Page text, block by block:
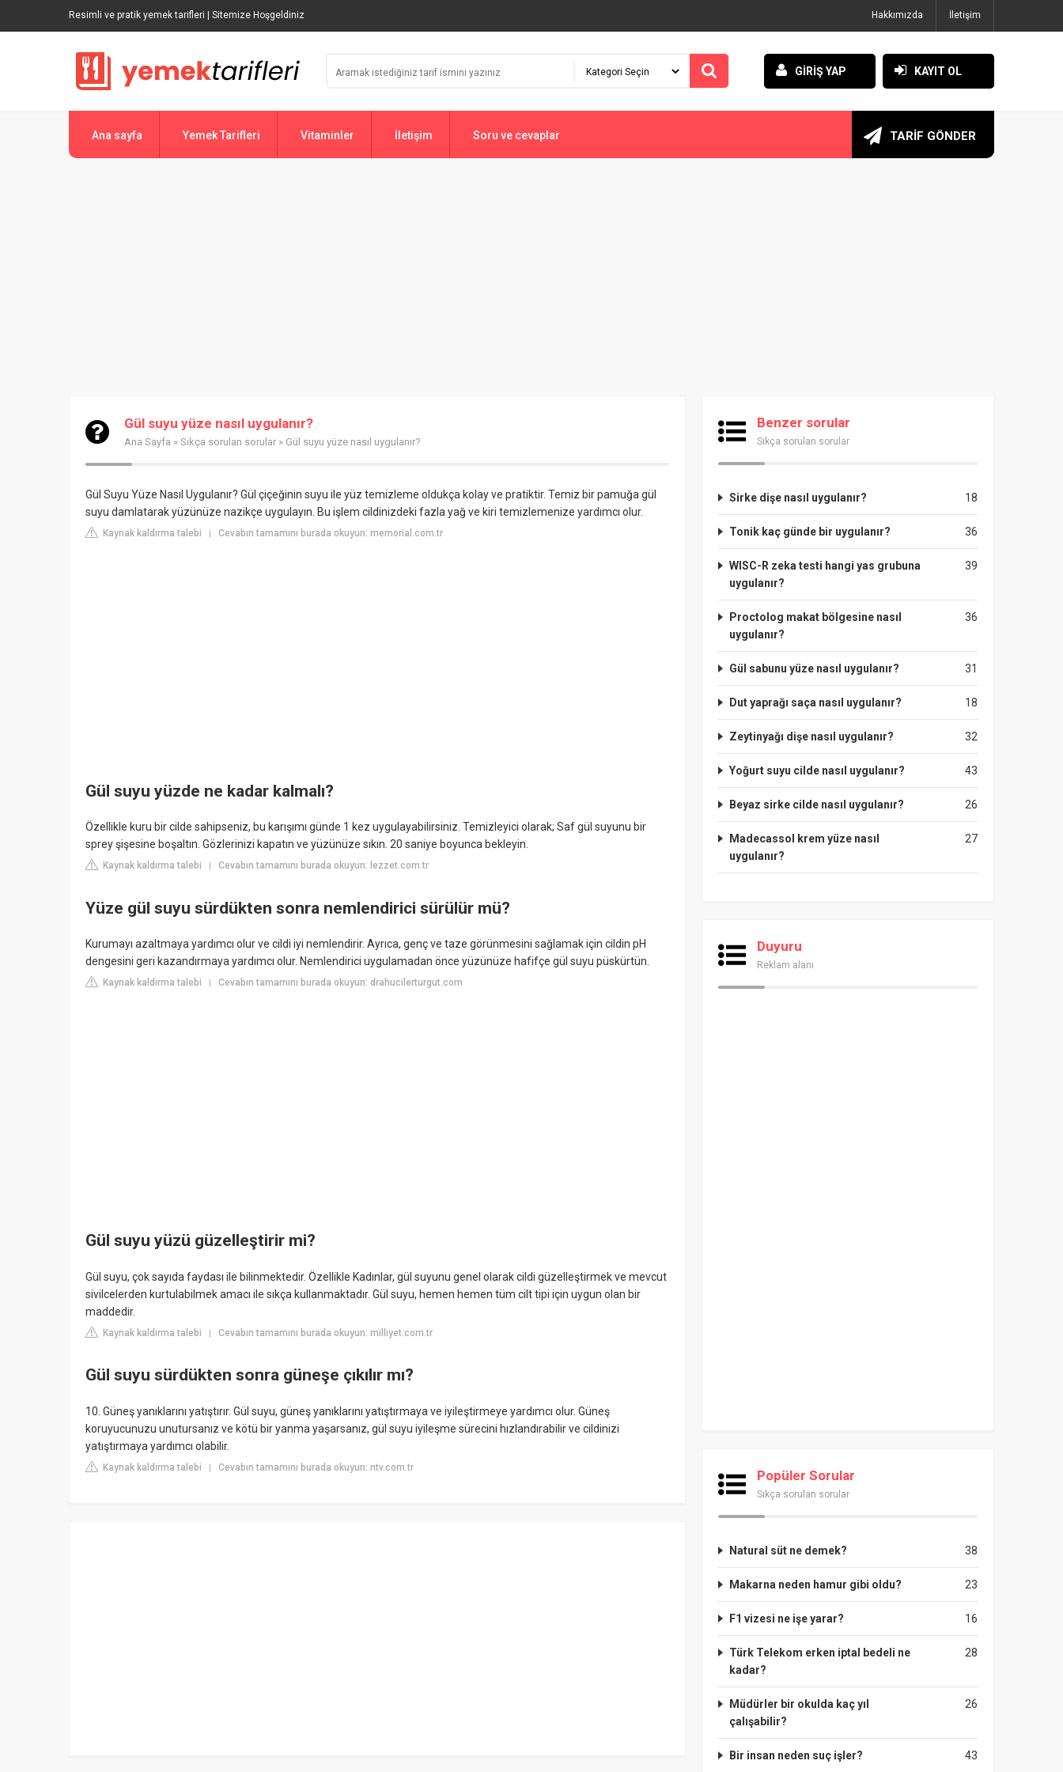
Resimli ve pratik yemek tarifleri | Sitemize Hoşgeldiniz Hakkımızda İletişim
GİRİŞ YAP KAYIT OL
Ana sayfa Yemek Tarifleri Vitaminler İletişim Soru ve cevaplar TARİF GÖNDER
Gül suyu yüze nasıl uygulanır?
Ana Sayfa » Sıkça sorulan sorular » Gül suyu yüze nasıl uygulanır?
Gül Suyu Yüze Nasıl Uygulanır? Gül çiçeğinin suyu ile yüz temizleme oldukça kolay ve pratiktir. Temiz bir pamuğa gül
suyu damlatarak yüzünüze nazikçe uygulayın. Bu işlem cildinizdeki fazla yağ ve kiri temizlemenize yardımcı olur.
Kaynak kaldırma talebi | Cevabın tamamını burada okuyun: memorial.com.tr
Gül suyu yüzde ne kadar kalmalı?
Özellikle kuru bir cilde sahipseniz, bu karışımı günde 1 kez uygulayabilirsiniz. Temizleyici olarak; Saf gül suyunu bir
sprey şişesine boşaltın. Gözlerinizi kapatın ve yüzünüze sıkın. 20 saniye boyunca bekleyin.
Kaynak kaldırma talebi Cevabın tamamını burada okuyun: lezzet.com.tr
Yüze gül suyu sürdükten sonra nemlendirici sürülür mü?
Kurumayı azaltmaya yardımcı olur ve cildi iyi nemlendirir. Ayrıca, genç ve taze görünmesini sağlamak için cildin pH
dengesini geri kazandırmaya yardımcı olur. Nemlendirici uygulamadan önce yüzünüze hafifçe gül suyu püskürtün.
Kaynak kaldırma talebi Cevabın tamamını burada okuyun: drahucilerturgut.com
Gül suyu yüzü güzelleştirir mi?
Gül suyu, çok sayıda faydası ile bilinmektedir. Özellikle Kadınlar, gül suyunu genel olarak cildi güzelleştirmek ve mevcut
sivilcelerden kurtulabilmek amacı ile sıkça kullanmaktadır. Gül suyu, hemen hemen tüm cilt tipi için uygun olan bir
maddedir.
Kaynak kaldırma talebi | Cevabın tamamını burada okuyun: milliyet.com.tr
Gül suyu sürdükten sonra güneşe çıkılır mı?
10. Güneş yanıklarını yatıştırır. Gül suyu, güneş yanıklarını yatıştırmaya ve iyileştirmeye yardımcı olur. Güneş
koruyucunuzu unutursanız ve kötü bir yanma yaşarsanız, gül suyu iyileşme sürecini hızlandırabilir ve cildinizi
yatıştırmaya yardımcı olabilir.
Kaynak kaldırma talebi | Cevabın tamamını burada okuyun: ntv.com.tr
Benzer sorular
Sıkça sorulan sorular
18
Sirke dişe nasıl uygulanır?
36
Tonik kaç günde bir uygulanır?
39
WISC-R zeka testi hangi yas grubuna
uygulanır?
36
Proctolog makat bölgesine nasıl
uygulanır?
31
Gül sabunu yüze nasıl uygulanır?
18
Dut yaprağı saça nasıl uygulanır?
32
Zeytinyağı dişe nasıl uygulanır?
43
Yoğurt suyu cilde nasıl uygulanır?
26
Beyaz sirke cilde nasıl uygulanır?
27
Madecassol krem yüze nasıl
uygulanır?
Duyuru
Reklam alanı
Popüler Sorular
Sıkça sorulan sorular
38
Natural süt ne demek?
23
Makarna neden hamur gibi oldu?
16
F1 vizesi ne işe yarar?
28
Türk Telekom erken iptal bedeli ne
kadar?
26
Müdürler bir okulda kaç yıl
çalışabilir?
43
Bir insan neden suç işler?